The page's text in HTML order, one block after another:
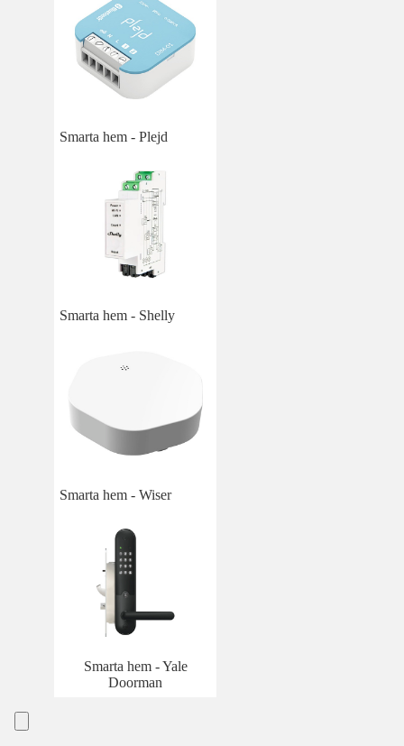
Smarta hem - Plejd
Smarta hem - Shelly
Smarta hem - Wiser
Smarta hem - Yale
Doorman